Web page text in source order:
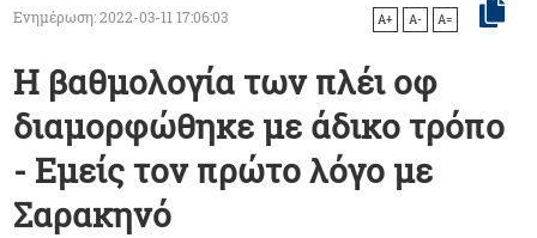
Ενημέρωση: 2022-03-11 17:06:03 A+ A- A=
Η βαθμολογία των πλέι οφ
διαμορφώθηκε με άδικο τρόπο
- Εμείς τον πρώτο λόγο με
Σαρακηνό